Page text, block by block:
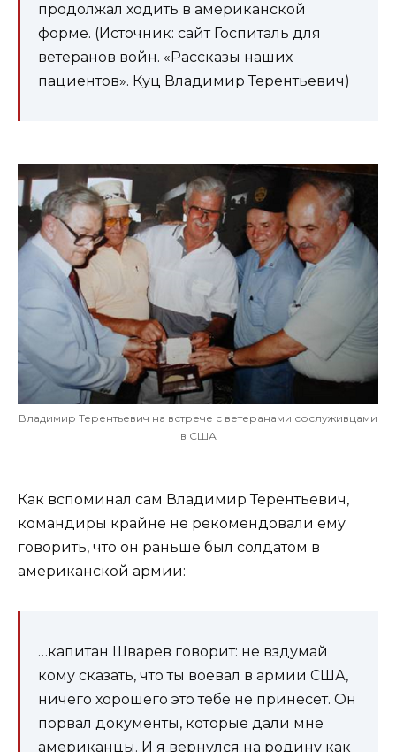
продолжал ходить в американской
форме. (Источник: сайт Госпиталь для
ветеранов войн. «Рассказы наших
пациентов». Куц Владимир Терентьевич)
Владимир Терентьевич на встрече с ветеранами сослуживцами
в США
Как вспоминал сам Владимир Терентьевич,
командиры крайне не рекомендовали ему
говорить, что он раньше был солдатом в
американской армии:
…капитан Шварев говорит: не вздумай
кому сказать, что ты воевал в армии США,
ничего хорошего это тебе не принесёт. Он
порвал документы, которые дали мне
американцы. И я вернулся на родину как